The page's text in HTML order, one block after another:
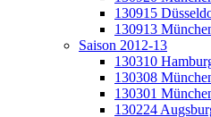
130915
130913
Saison 2012-13
130310
130308
130301
130224